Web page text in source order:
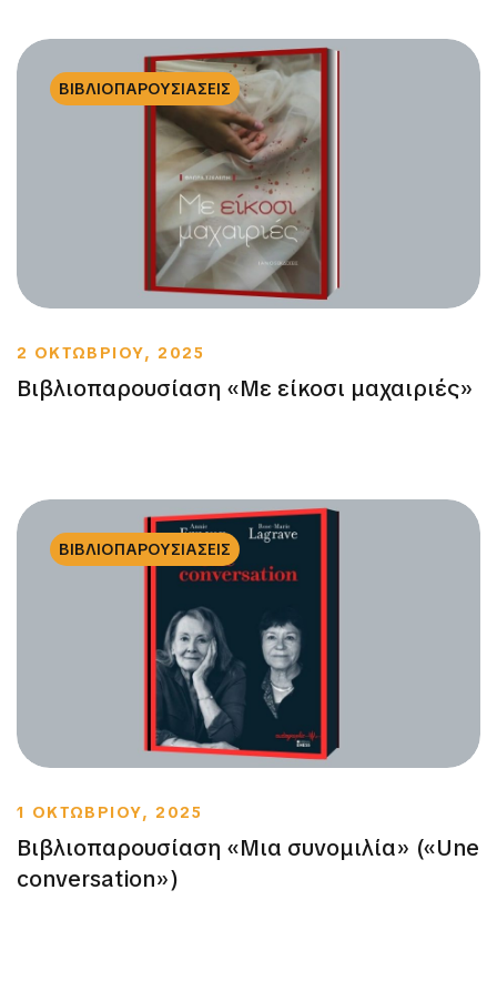
ΒΙΒΛΙΟΠΑΡΟΥΣΙΑΣΕΙΣ
2 ΟΚΤΩΒΡΙΟΥ, 2025
Βιβλιοπαρουσίαση «Με είκοσι μαχαιριές»
ΒΙΒΛΙΟΠΑΡΟΥΣΙΑΣΕΙΣ
1 ΟΚΤΩΒΡΙΟΥ, 2025
Βιβλιοπαρουσίαση «Μια συνομιλία» («Une
conversation»)